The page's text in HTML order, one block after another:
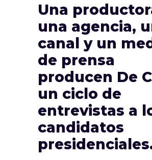
Una
una agencia,
canal y un
de prensa
producen De
un ciclo de
entrevistas a
candidatos